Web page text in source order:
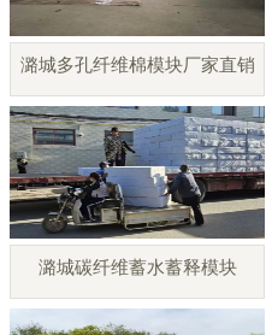
潞城多孔纤维棉模块厂家直销
潞城碳纤维蓄水蓄释模块